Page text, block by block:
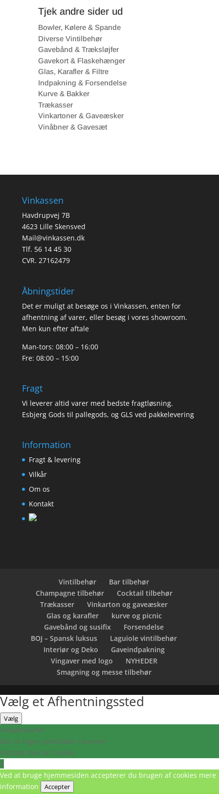
Tjek andre sider ud
Bowler, Kølere & Spande
Diverse Vintilbehør
Gavebånd & Træksløjfer
Gavekort & Flaskehænger
Glas, Karafler & Filtre
Indpakning & Forsendelse
Kurve & Bakker
Trækasser
Vinkartoner & Gaveæsker
Vinåbner & Gavesæt
Vinkassen
Havdrupvej 7B
4623 Lille Skensved
Mail@vinkassen.dk
Tlf. 56 14 45 30
CVR. 27162479
Åbningstider
Det er muligt at besøge os i Vinkassen, enten for
afhentning af varer, eller besøg i vores showroom.
Men kun efter aftale
Man-tors: 08:00 – 16:00
Fre: 08:00 – 15:00
Fragt
Vi leverer altid varer med bedste fragtløsning.
Esbjerg Gods til pallegods, og GLS ved pakkelevering
Information
Fragt & levering
Vilkår
Om os
Kontakt
Vintilbehør
Bar tilbehør
Champagne tilbehør
Cocktail tilbehør
Trækasser
Vinkarton og gaveæsker
Glas og karafler
kurve og picnic
Gavebånd og susifix
Forsendelse
BOJ – Spansk luksus
Laguiole vintilbehør
Interiør og Deko
Gaveindpakning
Vingaver med logo
NYHEDER
Smagning og messe tilbehør
Vælg et Afhentningssted
Vælg
Indkøbskurv0
Der er ingen produkter i kurven!
Fortsæt med at handle
0
Ved at bruge hjemmesiden accepterer du brugen af cookies mere
information
Accepter